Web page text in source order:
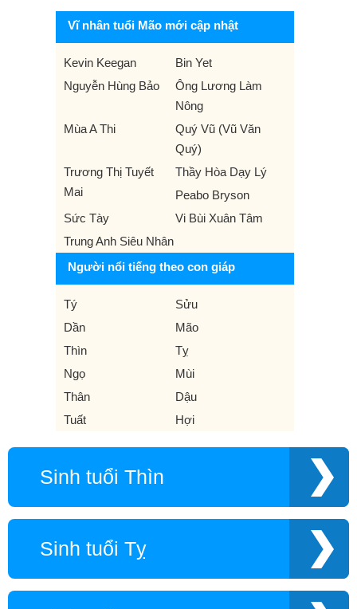
Vĩ nhân tuổi Mão mới cập nhật
Kevin Keegan
Bin Yet
Nguyễn Hùng Bảo
Ông Lương Làm
Nông
Mùa A Thi
Quý Vũ (Vũ Văn
Quý)
Trương Thị Tuyết
Mai
Thầy Hòa Dạy Lý
Peabo Bryson
Sức Tày
Vi Bùi Xuân Tâm
Trung Anh Siêu Nhân
Người nổi tiếng theo con giáp
Tý
Sửu
Dần
Mão
Thìn
Tỵ
Ngọ
Mùi
Thân
Dậu
Tuất
Hợi
Sinh tuổi Thìn
Sinh tuổi Tỵ